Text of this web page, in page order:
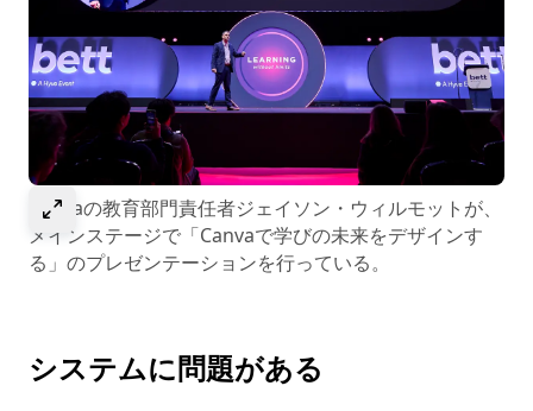
Select to expand image
Canvaの教育部門責任者ジェイソン・ウィルモットが、
メインステージで「Canvaで学びの未来をデザインす
る」のプレゼンテーションを行っている。
システムに問題がある